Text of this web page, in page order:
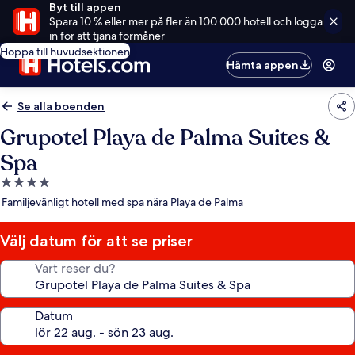
Byt till appen
Spara 10 % eller mer på fler än 100 000 hotell och logga
in för att tjäna förmåner
Hoppa till huvudsektionen
Hämta appen
Se alla boenden
Grupotel Playa de Palma Suites &
Spa
4.0-
stjärnigt
Familjevänligt hotell med spa nära Playa de Palma
Välj datum för att se priser
Vart reser du?
Datum